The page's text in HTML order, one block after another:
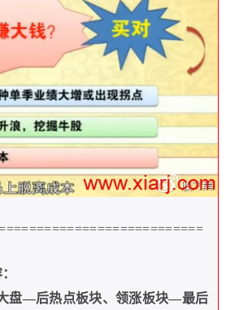
盘—后热点板块、领涨板块—最后